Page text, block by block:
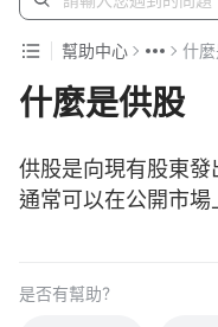
幫助中心 什
什麼是供股
供股是向現有股東
通常可以在公開市場
是否有幫助？